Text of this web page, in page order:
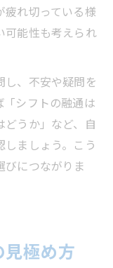
疲れ切っている様
可能性も考えられ
し、不安や疑問を
シフトの融通は
どうか」など、自
ましょう。こう
びにつながりま
極め方